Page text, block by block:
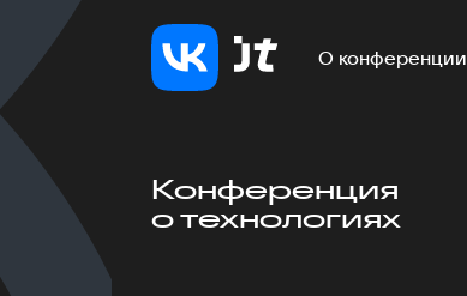
О конференции
Конференция
о технологиях